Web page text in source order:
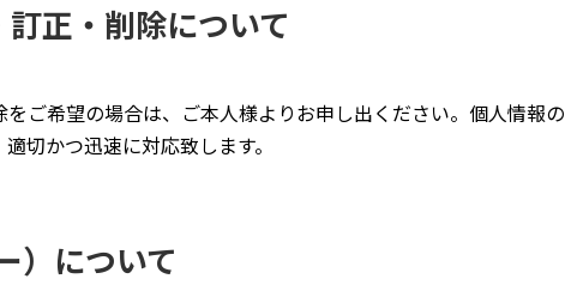
正・削除について
ご希望の場合は、ご本人様よりお申し出ください。個人情報の
切かつ迅速に対応致します。
）について